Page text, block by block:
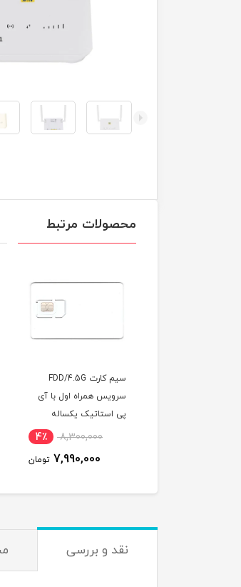
محصولات مرتبط
سیم کارت 4.5G/5G همراه
اول اعتباری (مخصوص
مودم)
1,200,000 18٪
990,000 تومان
نقد و بررسی